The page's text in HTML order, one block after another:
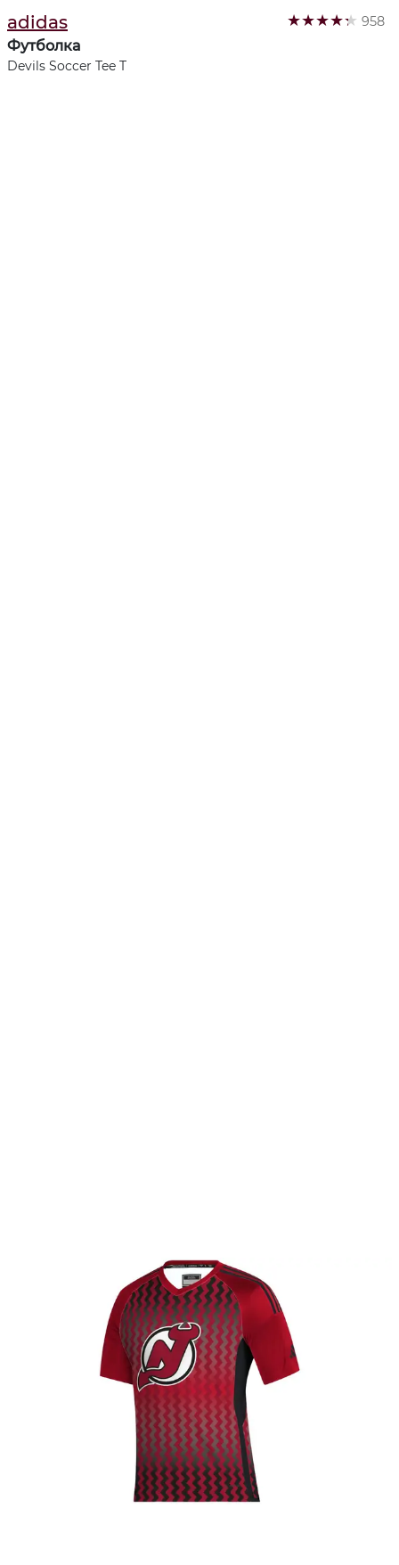
adidas
Футболка
Devils Soccer Tee T
★★★★★ 958